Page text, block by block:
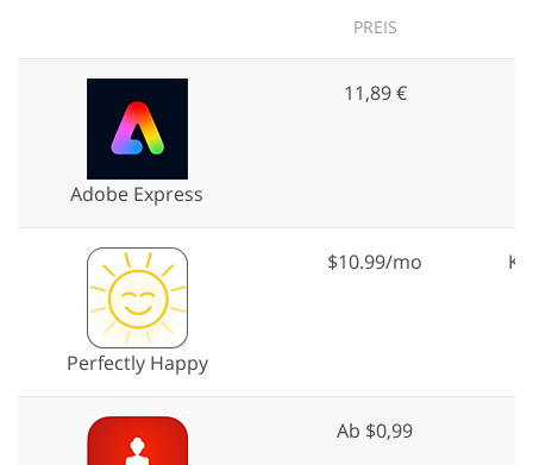
PREIS
Adobe Express
11,89 €
Perfectly Happy
$10.99/mo
Ab $0,99